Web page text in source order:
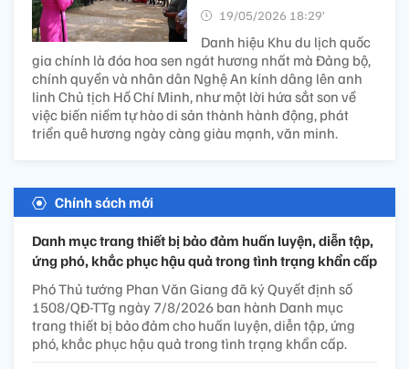
19/05/2026 18:29’
Danh hiệu Khu du lịch quốc
gia chính là đóa hoa sen ngát hương nhất mà Đảng bộ,
chính quyền và nhân dân Nghệ An kính dâng lên anh
linh Chủ tịch Hồ Chí Minh, như một lời hứa sắt son về
việc biến niềm tự hào di sản thành hành động, phát
triển quê hương ngày càng giàu mạnh, văn minh.
Chính sách mới
Danh mục trang thiết bị bảo đảm huấn luyện, diễn tập,
ứng phó, khắc phục hậu quả trong tình trạng khẩn cấp
Phó Thủ tướng Phan Văn Giang đã ký Quyết định số
1508/QĐ-TTg ngày 7/8/2026 ban hành Danh mục
trang thiết bị bảo đảm cho huấn luyện, diễn tập, ứng
phó, khắc phục hậu quả trong tình trạng khẩn cấp.